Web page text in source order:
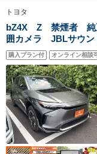
トヨタ
bZ4X Z 禁煙者 純
囲カメラ JBLサウ
ミラー シートエア
タセーフティセンス
購入プラン付 オンライン相談可